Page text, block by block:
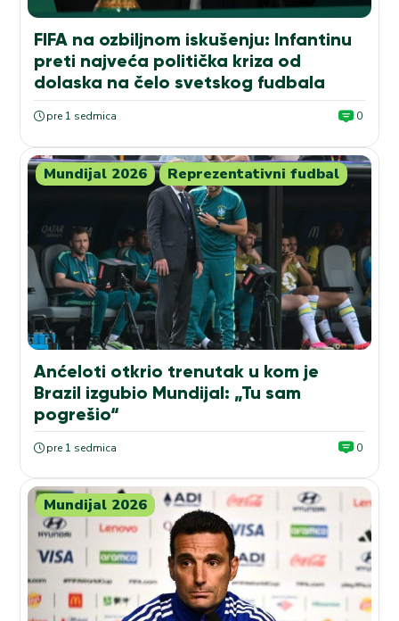
FIFA na ozbiljnom iskušenju: Infantinu
preti najveća politička kriza od
dolaska na čelo svetskog fudbala
pre 1 sedmica 0
Mundijal 2026 Reprezentativni fudbal
Anćeloti otkrio trenutak u kom je
Brazil izgubio Mundijal: „Tu sam
pogrešio“
pre 1 sedmica 0
Mundijal 2026